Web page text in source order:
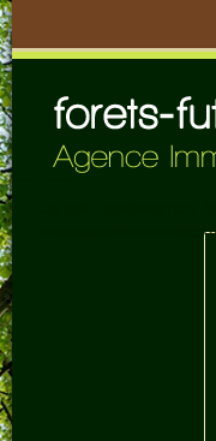
Conseil investissement foret – vendre foret
Conseil investissement foret – vendre